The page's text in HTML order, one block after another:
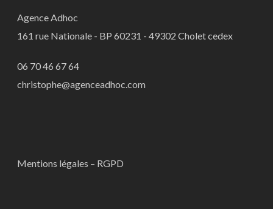
Agence Adhoc
161 rue Nationale - BP 60231 - 49302 Cholet cedex
06 70 46 67 64
christophe@agenceadhoc.com
Mentions légales – RGPD